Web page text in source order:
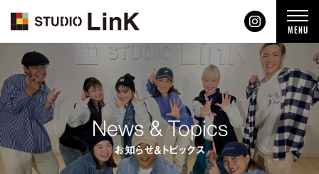
t
o
g
e
n
a
v
i
g
a
t
i
MENU
News & Topics
お知らせ＆トピックス